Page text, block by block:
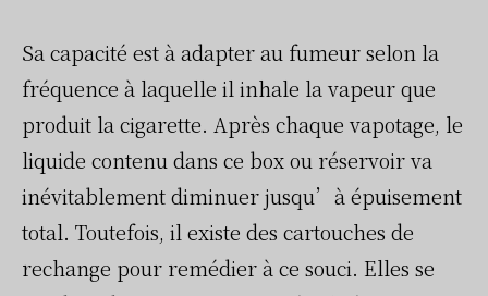
Sa capacité est à adapter au fumeur selon la
fréquence à laquelle il inhale la vapeur que
produit la cigarette. Après chaque vapotage, le
liquide contenu dans ce box ou réservoir va
inévitablement diminuer jusqu’à épuisement
total. Toutefois, il existe des cartouches de
rechange pour remédier à ce souci. Elles se